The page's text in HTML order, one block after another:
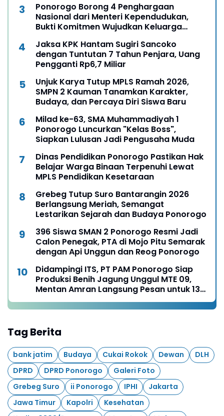
Ponorogo Borong 4 Penghargaan
Nasional dari Menteri Kependudukan,
Bukti Komitmen Wujudkan Keluarga
Jaksa KPK Hantam Sugiri Sancoko
dengan Tuntutan 7 Tahun Penjara, Uang
Pengganti Rp6,7 Miliar
Unjuk Karya Tutup MPLS Ramah 2026,
SMPN 2 Kauman Tanamkan Karakter,
Budaya, dan Percaya Diri Siswa Baru
Milad ke-63, SMA Muhammadiyah 1
Ponorogo Luncurkan "Kelas Boss",
Siapkan Lulusan Jadi Pengusaha Muda
Dinas Pendidikan Ponorogo Pastikan Hak
Belajar Warga Binaan Terpenuhi Lewat
MPLS Pendidikan Kesetaraan
Grebeg Tutup Suro Bantarangin 2026
Berlangsung Meriah, Semangat
Lestarikan Sejarah dan Budaya Ponorogo
396 Siswa SMAN 2 Ponorogo Resmi Jadi
Calon Penegak, PTA di Mojo Pitu Semarak
dengan Api Unggun dan Reog Ponorogo
Didampingi ITS, PT PAM Ponorogo Siap
Produksi Benih Jagung Unggul MTE 09,
Mentan Amran Langsung Pesan untuk 13
Ribu Hektare
Tag Berita
bank jatim Budaya Cukai Rokok Dewan
DLH
DPRD
DPRD Ponorogo
Galeri Foto
Grebeg Suro
ii Ponorogo IPHI
Jakarta
Jawa Timur
Kapolri
Kesehatan